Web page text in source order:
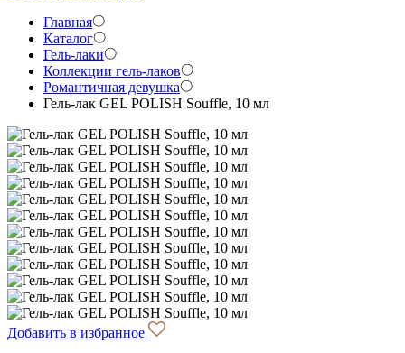
Главная
Каталог
Гель-лаки
Коллекции гель-лаков
Романтичная девушка
Гель-лак GEL POLISH Souffle, 10 мл
Добавить в избранное